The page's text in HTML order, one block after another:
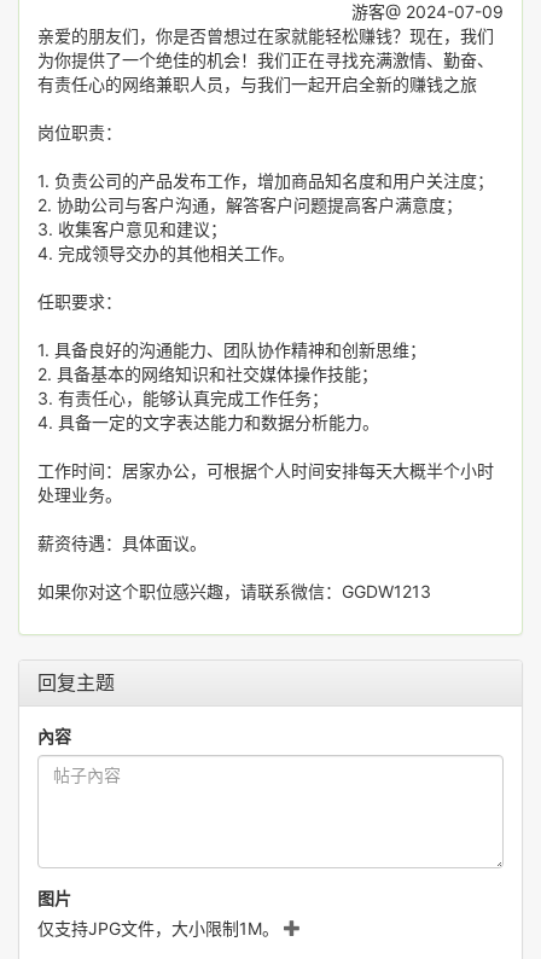
游客@ 2024-07-09
亲爱的朋友们，你是否曾想过在家就能轻松赚钱？现在，我们
为你提供了一个绝佳的机会！我们正在寻找充满激情、勤奋、
有责任心的网络兼职人员，与我们一起开启全新的赚钱之旅
岗位职责：
1. 负责公司的产品发布工作，增加商品知名度和用户关注度；
2. 协助公司与客户沟通，解答客户问题提高客户满意度；
3. 收集客户意见和建议；
4. 完成领导交办的其他相关工作。
任职要求：
1. 具备良好的沟通能力、团队协作精神和创新思维；
2. 具备基本的网络知识和社交媒体操作技能；
3. 有责任心，能够认真完成工作任务；
4. 具备一定的文字表达能力和数据分析能力。
工作时间：居家办公，可根据个人时间安排每天大概半个小时
处理业务。
薪资待遇：具体面议。
如果你对这个职位感兴趣，请联系微信：GGDW1213
回复主题
內容
图片
仅支持JPG文件，大小限制1M。